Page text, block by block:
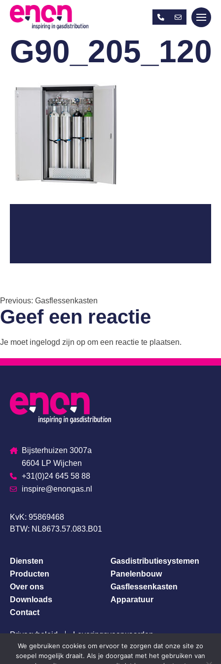
G90_205_120
Bericht
navigatie
Previous: Gasflessenkasten
Geef een reactie
Je moet ingelogd zijn op om een reactie te plaatsen.
Bijsterhuizen 3007a
6604 LP Wijchen
+31(0)24 645 58 88
inspire@enongas.nl
KvK: 95869468
BTW: NL8673.57.083.B01
Diensten
Producten
Over ons
Downloads
Contact
Gasdistributiesystemen
Panelenbouw
Gasflessenkasten
Apparatuur
Privacybeleid Leveringsvoorwaarden
We gebruiken cookies om ervoor te zorgen dat onze site zo
soepel mogelijk draait. Als je doorgaat met het gebruiken van